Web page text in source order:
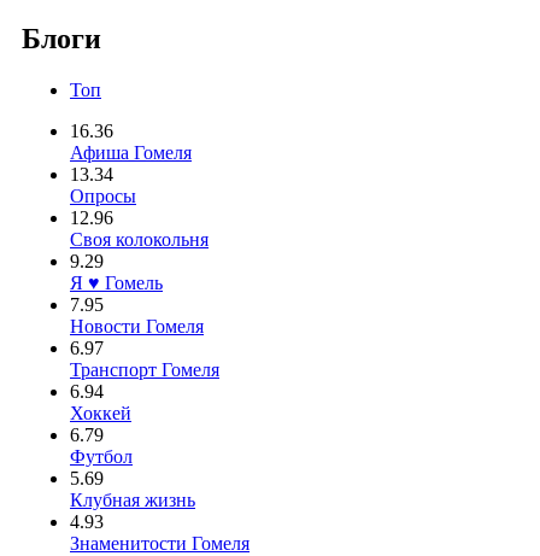
Блоги
Топ
16.36
Афиша Гомеля
13.34
Опросы
12.96
Своя колокольня
9.29
Я ♥ Гомель
7.95
Новости Гомеля
6.97
Транспорт Гомеля
6.94
Хоккей
6.79
Футбол
5.69
Клубная жизнь
4.93
Знаменитости Гомеля